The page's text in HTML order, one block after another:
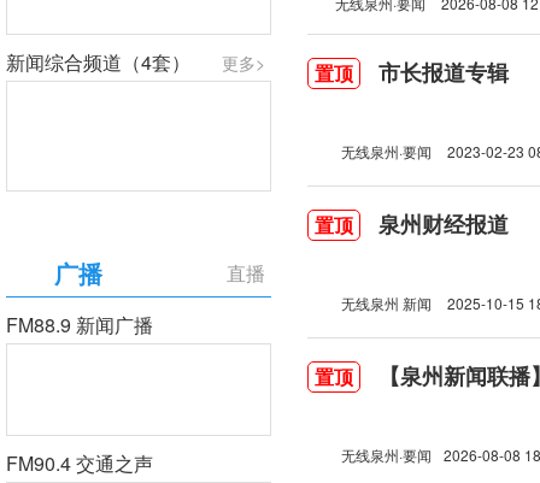
更多>
新闻综合频道（4套）
直播
广播
FM88.9 新闻广播
FM90.4 交通之声
置顶 市长报道专辑
无线泉州·要闻 2023-02-23
置顶 泉州财经报道
无线泉州 新闻 2025-10-15
置顶 【泉州新闻联
无线泉州·要闻 2026-08-08